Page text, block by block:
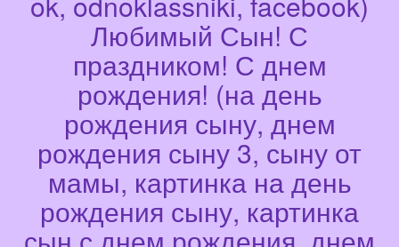
Любимый Сын! С
праздником! С днем
рождения! (на день
рождения сыну, днем
рождения сыну 3, сыну от
мамы, картинка на день
рождения сыну, картинка